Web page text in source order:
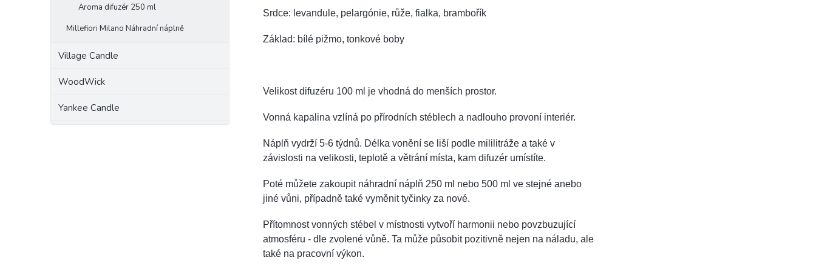
Aroma difuzér 250 ml
Millefiori Milano Náhradní náplně
Village Candle
WoodWick
Yankee Candle
Srdce: levandule, pelargónie, růže, fialka, brambořík
Základ: bílé pižmo, tonkové boby
Velikost difuzéru 100 ml je vhodná do menších prostor.
Vonná kapalina vzlíná po přírodních stéblech a nadlouho provoní interiér.
Náplň vydrží 5-6 týdnů. Délka vonění se liší podle mililitráže a také v
závislosti na velikosti, teplotě a větrání místa, kam difuzér umístíte.
Poté můžete zakoupit náhradní náplň 250 ml nebo 500 ml ve stejné anebo
jiné vůni, případně také vyměnit tyčinky za nové.
Přítomnost vonných stébel v místnosti vytvoří harmonii nebo povzbuzující
atmosféru - dle zvolené vůně. Ta může působit pozitivně nejen na náladu, ale
také na pracovní výkon.